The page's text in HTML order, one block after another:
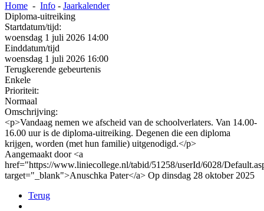
Home - Info - Jaarkalender
Diploma-uitreiking
Startdatum/tijd:
woensdag 1 juli 2026 14:00
Einddatum/tijd
woensdag 1 juli 2026 16:00
Terugkerende gebeurtenis
Enkele
Prioriteit:
Normaal
Omschrijving:
<p>Vandaag nemen we afscheid van de schoolverlaters. Van 14.00-
16.00 uur is de diploma-uitreiking. Degenen die een diploma
krijgen, worden (met hun familie) uitgenodigd.</p>
Aangemaakt door <a
href="https://www.liniecollege.nl/tabid/51258/userId/6028/
target="_blank">Anuschka Pater</a> Op dinsdag 28 oktober 2025
Terug